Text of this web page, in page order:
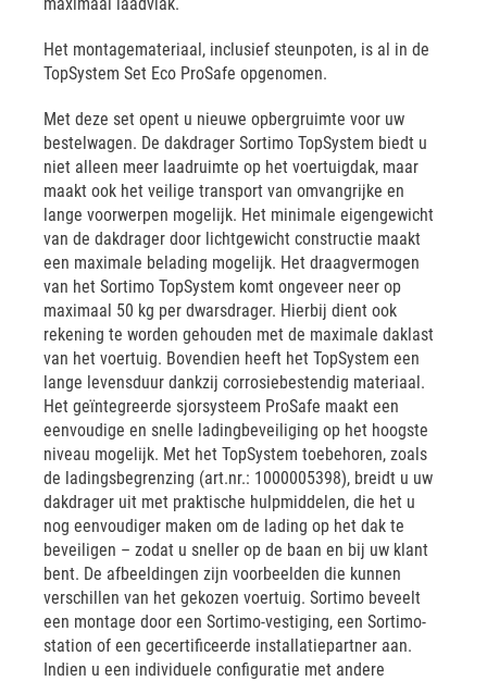
Het montagemateriaal, inclusief steunpoten, is al in de
TopSystem Set Eco ProSafe opgenomen.
Met deze set opent u nieuwe opbergruimte voor uw
bestelwagen. De dakdrager Sortimo TopSystem biedt u
niet alleen meer laadruimte op het voertuigdak, maar
maakt ook het veilige transport van omvangrijke en
lange voorwerpen mogelijk. Het minimale eigengewicht
van de dakdrager door lichtgewicht constructie maakt
een maximale belading mogelijk. Het draagvermogen
van het Sortimo TopSystem komt ongeveer neer op
maximaal 50 kg per dwarsdrager. Hierbij dient ook
rekening te worden gehouden met de maximale daklast
van het voertuig. Bovendien heeft het TopSystem een
lange levensduur dankzij corrosiebestendig materiaal.
Het geïntegreerde sjorsysteem ProSafe maakt een
eenvoudige en snelle ladingbeveiliging op het hoogste
niveau mogelijk. Met het TopSystem toebehoren, zoals
de ladingsbegrenzing (art.nr.: 1000005398), breidt u uw
dakdrager uit met praktische hulpmiddelen, die het u
nog eenvoudiger maken om de lading op het dak te
beveiligen – zodat u sneller op de baan en bij uw klant
bent. De afbeeldingen zijn voorbeelden die kunnen
verschillen van het gekozen voertuig. Sortimo beveelt
een montage door een Sortimo-vestiging, een Sortimo-
station of een gecertificeerde installatiepartner aan.
Indien u een individuele configuratie met andere